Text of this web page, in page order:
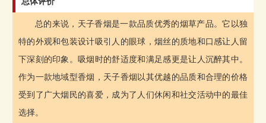
总的来说，天子香烟是一款品质优秀的烟草产品。它以独
特的外观和包装设计吸引人的眼球，烟丝的质地和口感让人留
下深刻的印象。吸烟时的舒适度和满足感更是让人沉醉其中。
作为一款地域型香烟，天子香烟以其优越的品质和合理的价格
受到了广大烟民的喜爱，成为了人们休闲和社交活动中的最佳
选择。